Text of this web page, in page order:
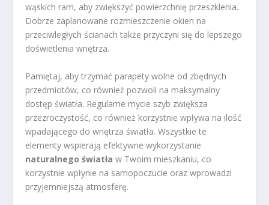
wąskich ram, aby zwiększyć powierzchnię przeszklenia.
Dobrze zaplanowane rozmieszczenie okien na
przeciwległych ścianach także przyczyni się do lepszego
doświetlenia wnętrza.
Pamiętaj, aby trzymać parapety wolne od zbędnych
przedmiotów, co również pozwoli na maksymalny
dostęp światła. Regularne mycie szyb zwiększa
przezroczystość, co również korzystnie wpływa na ilość
wpadającego do wnętrza światła. Wszystkie te
elementy wspierają efektywne wykorzystanie
naturalnego światła w Twoim mieszkaniu, co
korzystnie wpłynie na samopoczucie oraz wprowadzi
przyjemniejszą atmosferę.